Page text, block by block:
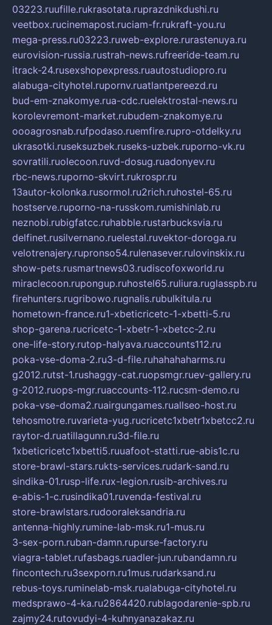
03223.ruufille.rukrasotata.ruprazdnikdushi.ru
veetbox.rucinemapost.ruciam-fr.rukraft-you.ru
mega-press.ru03223.ruweb-explore.rurastenuya.ru
eurovision-russia.rustrah-news.rufreeride-team.ru
itrack-24.rusexshopexpress.ruautostudiopro.ru
alabuga-cityhotel.rupornv.ruatlantpereezd.ru
bud-em-znakomye.rua-cdc.ruelektrostal-news.ru
korolevremont-market.rubudem-znakomye.ru
oooagrosnab.rufpodaso.ruemfire.rupro-otdelky.ru
ukrasotki.ruseksuzbek.ruseks-uzbek.ruporno-vk.ru
sovratili.ruolecoon.ruvd-dosug.ruadonyev.ru
rbc-news.ruporno-skvirt.rukrospr.ru
13autor-kolonka.rusormol.ru2rich.ruhostel-65.ru
hostserve.ruporno-na-russkom.rumishinlab.ru
neznobi.rubigfatcc.ruhabble.rustarbucksvia.ru
delfinet.rusilvernano.ruelestal.ruvektor-doroga.ru
velotrenajery.rupronso54.rulenasever.rulovinskix.ru
show-pets.rusmartnews03.rudiscofoxworld.ru
miraclecoon.rupongup.ruhostel65.ruliura.ruglasspb.ru
firehunters.rugribowo.rugnalis.rubulkitula.ru
hometown-france.ru1-xbeticricetc-1-xbetti-5.ru
shop-garena.rucricetc-1-xbetr-1-xbetcc-2.ru
one-life-story.rutop-halyava.ruaccounts112.ru
poka-vse-doma-2.ru3-d-file.ruhahahaharms.ru
g2012.rutst-1.rushaggy-cat.ruopsmgr.ruev-gallery.ru
g-2012.ruops-mgr.ruaccounts-112.rucsm-demo.ru
poka-vse-doma2.ruairgungames.ruallseo-host.ru
tehosmotre.ruvarieta-yug.rucricetc1xbetr1xbetcc2.ru
raytor-d.ruatillagunn.ru3d-file.ru
1xbeticricetc1xbetti5.ruuafoot-statti.rue-abis1c.ru
store-brawl-stars.rukts-services.rudark-sand.ru
sindika-01.rusp-life.rux-legion.rusib-archives.ru
e-abis-1-c.rusindika01.ruvenda-festival.ru
store-brawlstars.rudooraleksandria.ru
antenna-highly.rumine-lab-msk.ru1-mus.ru
3-sex-porn.ruban-damn.rupurse-factory.ru
viagra-tablet.rufasbags.ruadler-jun.rubandamn.ru
fincontech.ru3sexporn.ru1mus.rudarksand.ru
rebus-toys.ruminelab-msk.rualabuga-cityhotel.ru
medsprawo-4-ka.ru2864420.rublagodarenie-spb.ru
zajmy24.rutovudyi-4-kuhnyanazakaz.ru